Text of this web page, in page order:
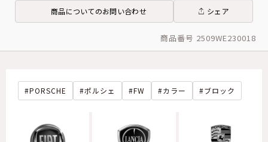
商品についてのお問い合わせ シェア
商品番号 2509WE230018
PORSCHE ポルシェ FW カラー ブロック